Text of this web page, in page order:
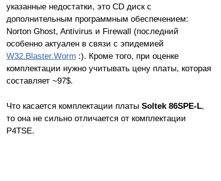
указанные недостатки, это CD диск с
дополнительным программным обеспечением:
Norton Ghost, Antivirus и Firewall (последний
особенно актуален в связи с эпидемией
W32.Blaster.Worm :). Кроме того, при оценке
комплектации нужно учитывать цену платы, которая
составляет ~97$.
Что касается комплектации платы Soltek 86SPE-L,
то она не сильно отличается от комплектации
P4TSE.